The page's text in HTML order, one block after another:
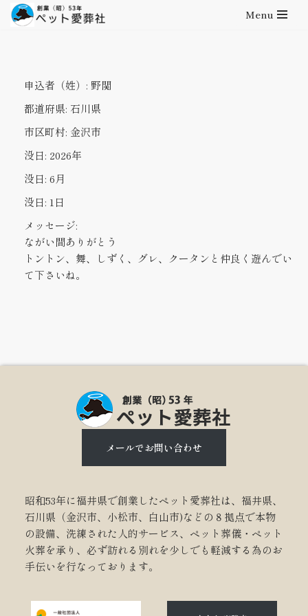
Menu
申込者（姓）: 野関
都道府県: 石川県
市区町村: 金沢市
没日: 2026年
没日: 6月
没日: 1日
メッセージ:
ながい間ありがとう
トントン、舞、しずく、グレ、クータンと仲良く遊んでい
て下さいね。
メールでお問い合わせ
昭和53年に福井県で創業したペット愛葬社は、福井県、
石川県（金沢市、小松市、白山市)などの８拠点で本物
の設備、洗練された人的サービス、ペット葬儀・ペット
火葬を承り、必ず訪れる別れを少しでも軽減する為のお
手伝いを行なっております。